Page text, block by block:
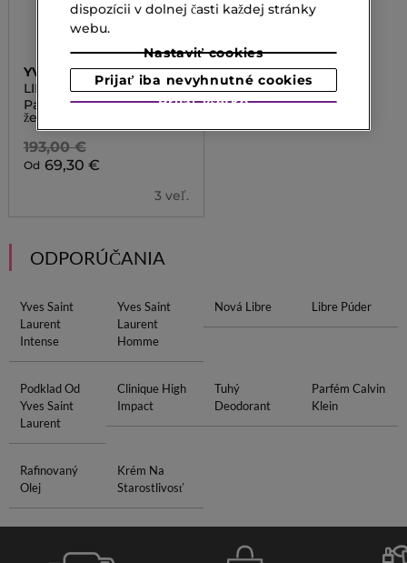
YVES SAINT LAURENT
LIBRE
Parfumovaná voda pre
ženy
193,00 €
Od 69,30 €
3 veľ.
ODPORÚČANIA
Yves Saint
Laurent
Intense
Yves Saint
Laurent
Homme
Nová Libre Libre Púder
Podklad Od
Yves Saint
Laurent
Clinique High
Impact
Tuhý
Deodorant
Parfém Calvin
Klein
Rafinovaný
Olej
Krém Na
Starostlivosť
dispozícii v dolnej časti každej stránky
webu.
Nastaviť cookies
Prijať iba nevyhnutné cookies
Prijať všetko